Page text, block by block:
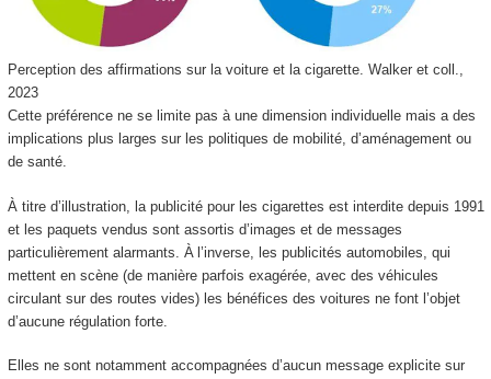
Perception des affirmations sur la voiture et la cigarette. Walker et coll.,
2023
Cette préférence ne se limite pas à une dimension individuelle mais a des
implications plus larges sur les politiques de mobilité, d’aménagement ou
de santé.
À titre d’illustration, la publicité pour les cigarettes est interdite depuis 1991
et les paquets vendus sont assortis d’images et de messages
particulièrement alarmants. À l’inverse, les publicités automobiles, qui
mettent en scène (de manière parfois exagérée, avec des véhicules
circulant sur des routes vides) les bénéfices des voitures ne font l’objet
d’aucune régulation forte.
Elles ne sont notamment accompagnées d’aucun message explicite sur